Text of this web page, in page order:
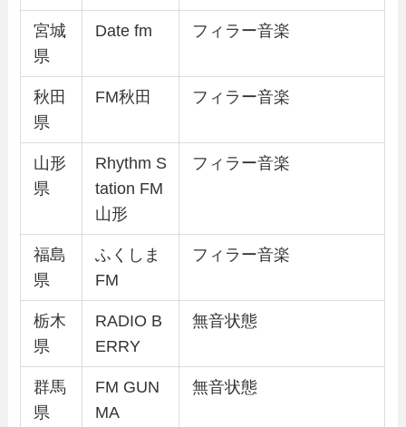
宮城
県
Date fm フィラー音楽
秋田
県
FM秋田 フィラー音楽
山形
県
Rhythm S
tation FM
山形
フィラー音楽
福島
県
ふくしま
FM
フィラー音楽
栃木
県
RADIO B
ERRY
無音状態
群馬
県
FM GUN
MA
無音状態